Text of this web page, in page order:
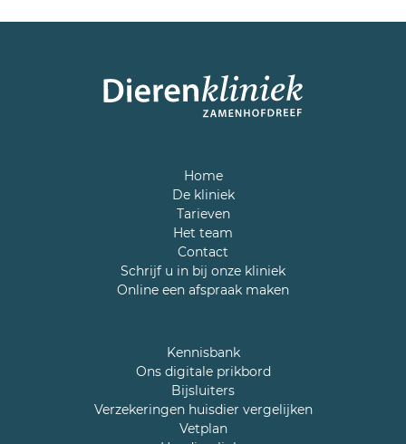
Home
De kliniek
Tarieven
Het team
Contact
Schrijf u in bij onze kliniek
Online een afspraak maken
Kennisbank
Ons digitale prikbord
Bijsluiters
Verzekeringen huisdier vergelijken
Vetplan